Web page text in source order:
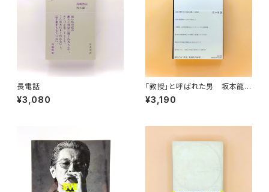
長電話
¥3,080
「教授」と呼ばれた男 坂本龍一
とその時代
¥3,190